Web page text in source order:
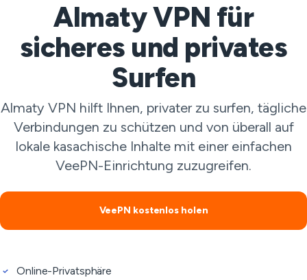
Almaty VPN für
sicheres und privates
Surfen
Almaty VPN hilft Ihnen, privater zu surfen, tägliche
Verbindungen zu schützen und von überall auf
lokale kasachische Inhalte mit einer einfachen
VeePN-Einrichtung zuzugreifen.
VeePN kostenlos holen
Online-Privatsphäre